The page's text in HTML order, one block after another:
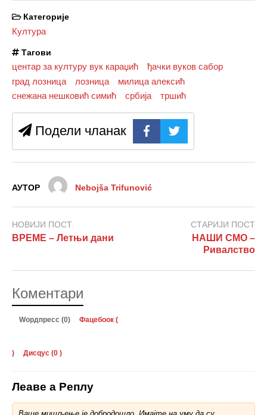
Категорије
Култура
Тагови
центар за културу вук караџић
ђачки вуков сабор
град лозница
лозница
милица алексић
снежана нешковић симић
србија тршић
Подели чланак
АУТОР Nebojša Trifunović
НОВИЈИ ПОСТ
ВРЕМЕ – Летњи дани
СТАРИЈИ ПОСТ
НАШИ СМО –
Ривалство
Коментари
Wордпресс (0) Фацебоок (
) Дисqус (0 )
Леаве а Реплy